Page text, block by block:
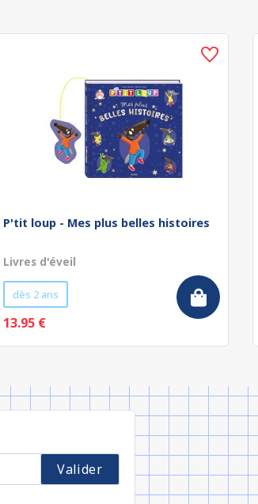
P'tit loup - Mes plus belles histoires
Livres d'éveil
dès 2 ans
13.95 €